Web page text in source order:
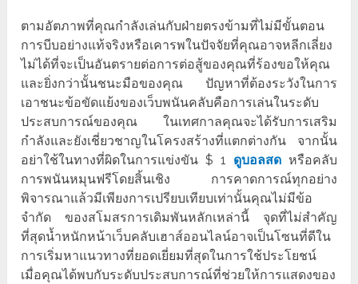
ตามอัตภาพที่คุณกำลังเล่นกับฝ่ายตรงข้ามที่ไม่มีขั้นตอน
การบีบอย่างแท้จริงหรือเคารพในปัจจัยที่คุณอาจหลีกเลี่ยง
ไม่ได้ที่จะเป็นอันตรายต่อการต่อสู้ของคุณที่ร้องขอให้คุณ
และยิ่งกว่านั้นชนะมือของคุณ ปัญหาที่ต้องระวังในการ
เอาชนะข้อขัดแย้งของเว็บพนันคลับคือการเล่นในระดับ
ประสบการณ์ของคุณ ในเทศกาลคุณจะได้รับการเสริม
กำลังและยังเชี่ยวชาญในโครงสร้างที่แตกต่างกัน จากนั้น
อย่าใช้ในทางที่ผิดในการแข่งขัน $ 1 ดูบอลสด หรือคลับ
การพนันหมุนฟรีโดยสิ้นเชิง การคาดการณ์ทุกอย่าง
พิจารณาแล้วมีเพียงการเปรียบเทียบเท่านั้นคุณไม่มีข้อ
จำกัด ของสโมสรการเดิมพันหลักเหล่านี้ จุดที่ไม่สำคัญ
ที่สุดน้ำหนักหน้าเว็บคลับเฮาส์ออนไลน์อาจเป็นโซนที่ดีใน
การเริ่มหาแนวทางที่ยอดเยี่ยมที่สุดในการใช้ประโยชน์
เมื่อคุณได้พบกับระดับประสบการณ์ที่ช่วยให้การแสดงของ